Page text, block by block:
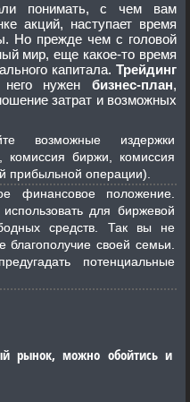
с чем вам
акций, наступает время
то время
капитала. Трейдинг
нужен бизнес-план,
возможные издержки
комиссия биржи, комиссия
в 13% с каждой прибыльной операции).
финансовое положение.
для биржевой
своей семьи.
потенциальные
обойтись и